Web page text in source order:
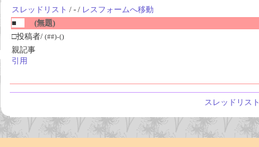
スレッドリスト / - / レスフォームへ移動
■
(無題)
□投稿者/ (##)-()
親記事
引用
スレッドリスト